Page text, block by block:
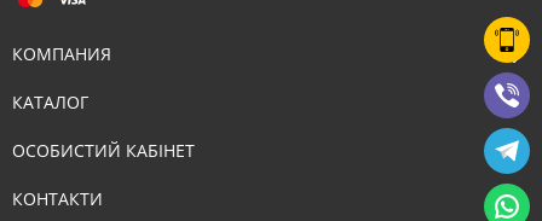
КОМПАНИЯ
КАТАЛОГ
ОСОБИСТИЙ КАБІНЕТ
КОНТАКТИ